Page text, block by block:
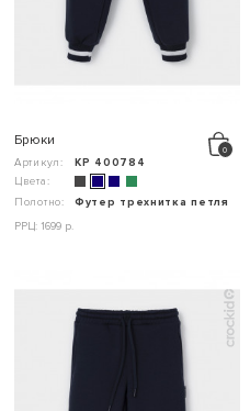
Брюки
Артикул:
КР 400784
Цвета:
Полотно:
Футер трехнитка петля
РРЦ: 1699 р.